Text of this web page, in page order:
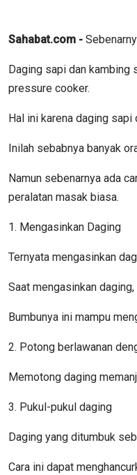
Sahabat.com -
Daging sapi dan kambing
pressure cooker.
Hal ini karena daging
Inilah sebabnya banyak
Namun sebenarnya ada
peralatan masak biasa.
1. Mengasinkan Daging
Ternyata mengasinkan
Saat mengasinkan
Bumbunya ini mampu
2. Potong berlawanan
Memotong daging
3. Pukul-pukul daging
Daging yang ditumbuk
Cara ini dapat